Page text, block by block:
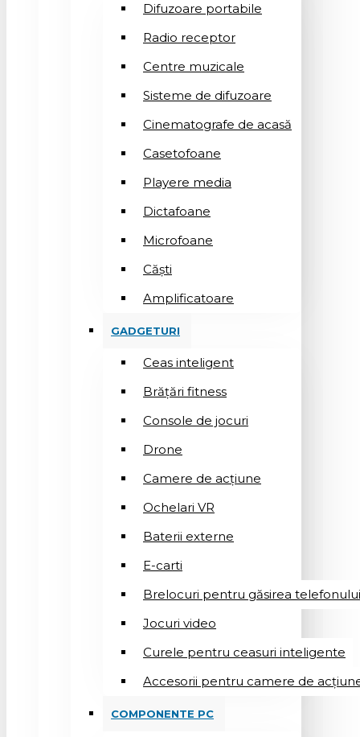
Difuzoare portabile
Radio receptor
Centre muzicale
Sisteme de difuzoare
Cinematografe de acasă
Casetofoane
Playere media
Dictafoane
Microfoane
Căşti
Amplificatoare
GADGETURI
Ceas inteligent
Brățări fitness
Console de jocuri
Drone
Camere de acțiune
Ochelari VR
Baterii externe
E-carti
Brelocuri pentru găsirea telefonului
Jocuri video
Curele pentru ceasuri inteligente
Accesorii pentru camere de
COMPONENTE PC